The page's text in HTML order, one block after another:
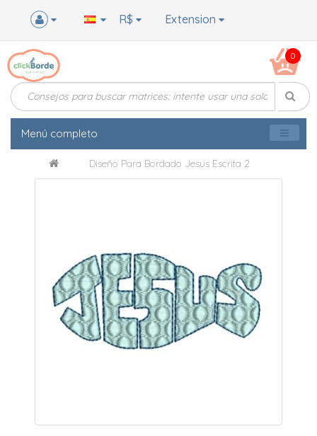
Extension
R$
0
Menú completo
Diseño Para Bordado Jesus Escrita 2